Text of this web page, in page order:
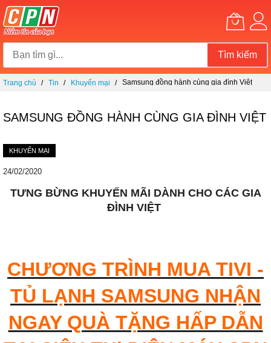
Tìm kiếm
Chuyển
dung
Trang chủ Tin Khuyến mại Samsung đồng hành cùng gia đình Việt
SAMSUNG ĐỒNG HÀNH CÙNG GIA ĐÌNH VIỆT
KHUYẾN MẠI
24/02/2020
TƯNG BỪNG KHUYẾN MÃI DÀNH CHO CÁC GIA
ĐÌNH VIỆT
CHƯƠNG TRÌNH MUA TIVI -
TỦ LẠNH SAMSUNG NHẬN
NGAY QUÀ TẶNG HẤP DẪN